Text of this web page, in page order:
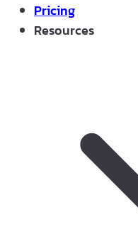
Pricing
Resources